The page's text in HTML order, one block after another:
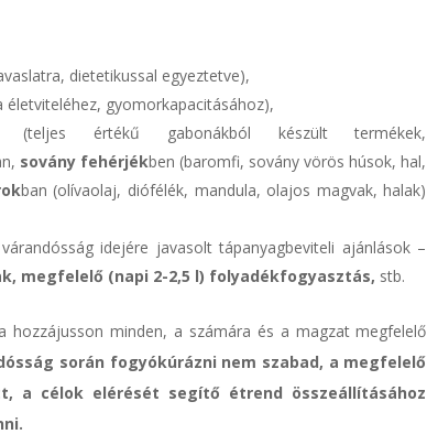
dietetikussal egyeztetve),
életviteléhez, gyomorkapacitásához),
(teljes értékű gabonákból készült termékek,
sovány fehérjékben (baromfi, sovány vörös húsok, hal,
ban (olívaolaj, diófélék, mandula, olajos magvak, halak)
idejére javasolt tápanyagbeviteli ajánlások –
megfelelő (napi 2-2,5 l) folyadékfogyasztás, stb.
minden, a számára és a magzat megfelelő
során fogyókúrázni nem szabad, a megfelelő
a célok elérését segítő étrend összeállításához